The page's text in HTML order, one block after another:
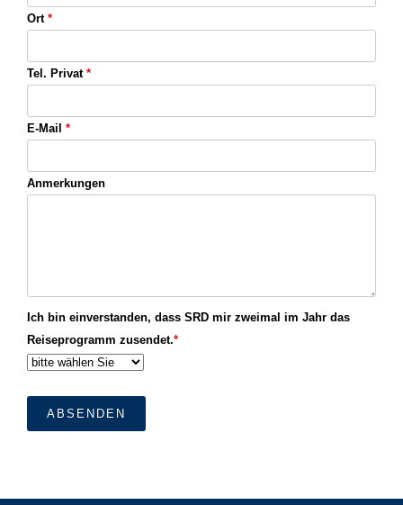
Ort *
Tel. Privat *
E-Mail *
Anmerkungen
Ich bin einverstanden, dass SRD mir zweimal im Jahr das
Reiseprogramm zusendet.*
ABSENDEN